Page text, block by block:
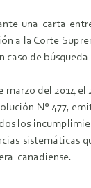
una carta
a la Corte
caso de
marzo del 2014
N° 477,
los
sistemáticas
canadiense.